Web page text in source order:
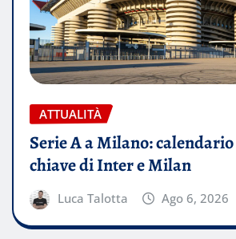
ATTUALITÀ
Serie A a Milano:
chiave di Inter e Milan
Luca Talotta Ago 6, 2026